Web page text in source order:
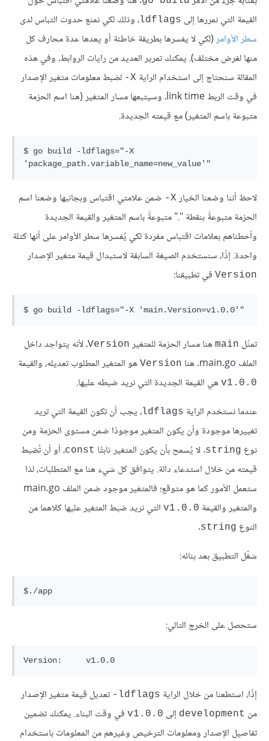
القيمة التي نمررها إلى ldflags ، وذلك لكي نمنع حدوث التباس لدى
سطر الأوامر(لكي لا يفسرها بطريقة خاطئة أو يعدها عدة محارف كل
منها لغرض مختلف). يمكنك تمرير العديد من رايات الروابط، وفي هذه
المقالة سنحتاج إلى استخدام الراية X-
لضبط معلومات متغير الإصدار
في وقت الربط link time، وسيتبعها مسار المتغير (هنا اسم الحزمة
متبوعة باسم المتغير) مع قيمته الجديدة.
$ go build -ldflags="-X
لاحظ أننا وضعنا الخيار X-
ضمن علامتي اقتباس وبجانبها وضعنا اسم
الحزمة متبوعةً بنقطة "." متبوعةً باسم المتغير والقيمة الجديدة
وأحطناهم بعلامات اقتباس مفردة لكي يُفسرها سطر الأوامر على أنها كتلة
واحدة. إذًا، سنستخدم الصيغة السابقة لاستبدال قيمة متغير الإصدار
Version في تطبيقنا:
تمثّل main هنا مسار الحزمة للمتغير Version، لأنه يتواجد داخل
الملف main.go. هنا
Version هو المتغير المطلوب تعديله، والقيمة
v1.0.0 هي القيمة الجديدة التي نريد ضبطه عليها.
عندما نستخدم الراية ldflags ، يجب أن تكون القيمة التي تريد
تغييرها موجودة وأن يكون المتغير موجودًا ضمن مستوى الحزمة ومن
نوع string. لا يُسمح بأن يكون المتغير ثابتًا const، أو أن تُضبط
قيمته من خلال استدعاء دالة. يتوافق كل شيء هنا مع المتطلبات، لذا
ستعمل الأمور كما هو متوقع؛ فالمتغير موجود ضمن الملف main.go
والمتغير والقيمة v1.0.0 التي نريد ضبط المتغير عليها كلاهما من
النوع string
.
شغّل التطبيق بعد بنائه:
ستحصل على الخرج التالي:
إذًا، استطعنا من خلال الراية ldflags-
تعديل قيمة متغير الإصدار
من development إلى v1.0.0 في وقت البناء. يمكنك تضمين
تفاصيل الإصدار ومعلومات الترخيص وغيرهم من المعلومات باستخدام